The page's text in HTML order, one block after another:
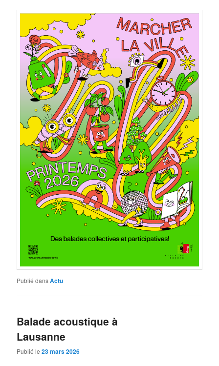
Publié dansActu
Balade acoustique à
Lausanne
Publié le23 mars 2026